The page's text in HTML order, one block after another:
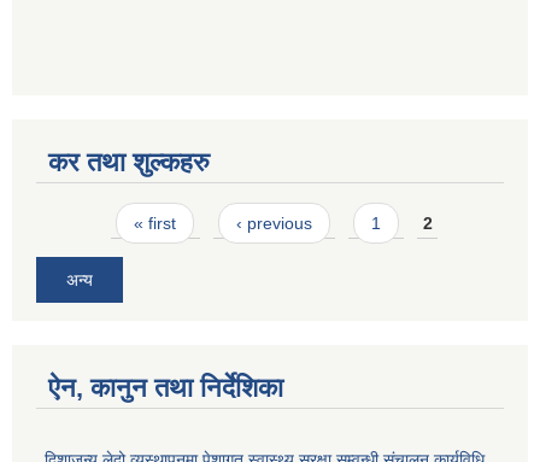
कर तथा शुल्कहरु
Pages« first ‹ previous 1 2
अन्य
ऐन, कानुन तथा निर्देशिका